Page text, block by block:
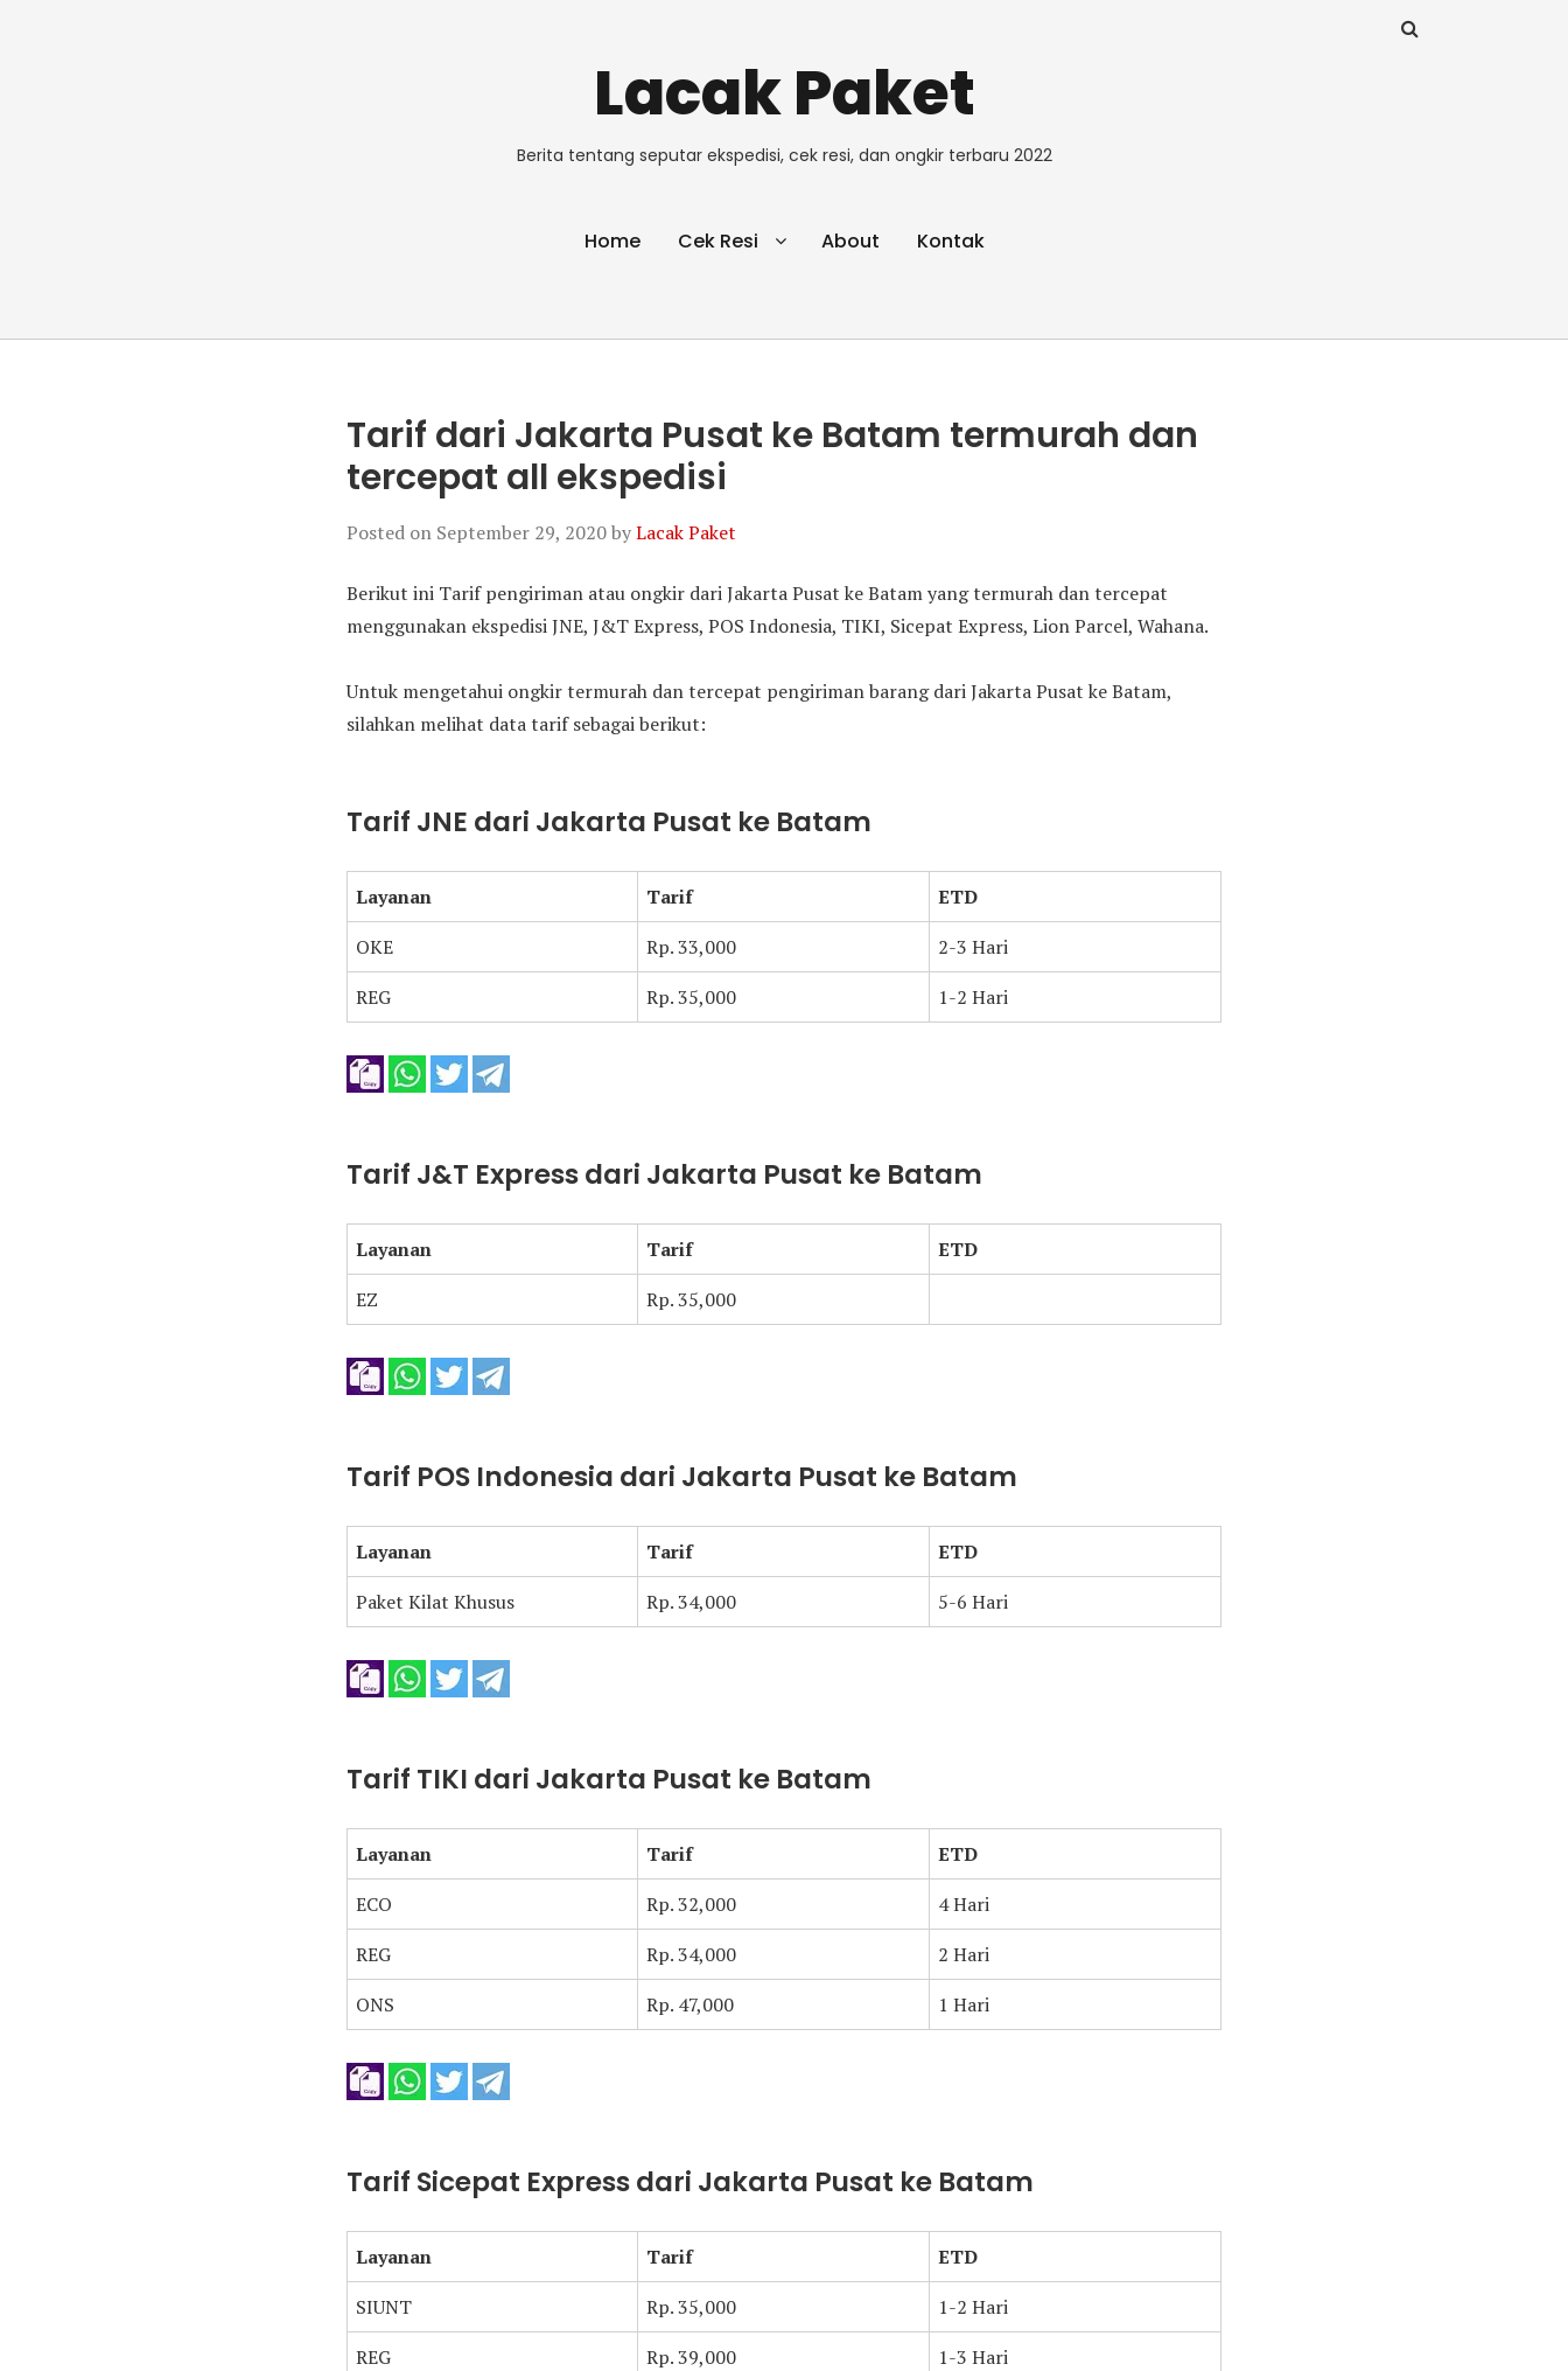
Lacak Paket
Berita tentang seputar ekspedisi, cek resi, dan ongkir terbaru 2022
Home Cek Resi About Kontak
Tarif dari Jakarta Pusat ke Batam termurah dan
tercepat all ekspedisi
Posted on September 29, 2020byLacak Paket
Berikut ini Tarif pengiriman atau ongkir dari Jakarta Pusat ke Batam yang termurah dan tercepat
menggunakan ekspedisi JNE, J&T Express, POS Indonesia, TIKI, Sicepat Express, Lion Parcel, Wahana.
Untuk mengetahui ongkir termurah dan tercepat pengiriman barang dari Jakarta Pusat ke Batam,
silahkan melihat data tarif sebagai berikut:
Tarif JNE dari Jakarta Pusat ke Batam
Layanan Tarif
ETD
OKE
Rp. 33,000
2-3 Hari
REG
Rp. 35,000 1-2 Hari
Tarif J&T Express dari Jakarta Pusat ke Batam
Layanan Tarif
ETD
EZ
Rp. 35,000
Tarif POS Indonesia dari Jakarta Pusat ke Batam
Layanan Tarif
ETD
Paket Kilat Khusus
Rp. 34,000 5-6 Hari
Tarif TIKI dari Jakarta Pusat ke Batam
Layanan Tarif
ETD
ECO
Rp. 32,000
4 Hari
REG
Rp. 34,000
2 Hari
ONS
Rp. 47,000 1 Hari
Tarif Sicepat Express dari Jakarta Pusat ke Batam
Layanan Tarif
ETD
SIUNT
Rp. 35,000
1-2 Hari
REG
Rp. 39,000 1-3 Hari